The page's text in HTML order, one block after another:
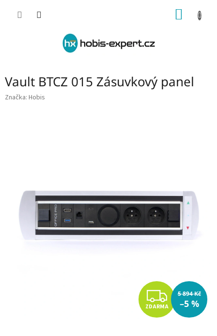
Vault BTCZ 015 Zásuvkový panel
Značka: Hobis
Z
D
ZDARMA
5 894 Kč
–5 %